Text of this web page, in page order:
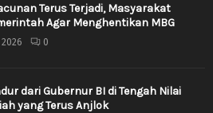
Terus Terjadi, Masyarakat
Agar Menghentikan MBG
0
dari Gubernur BI di Tengah Nilai
yang Terus Anjlok